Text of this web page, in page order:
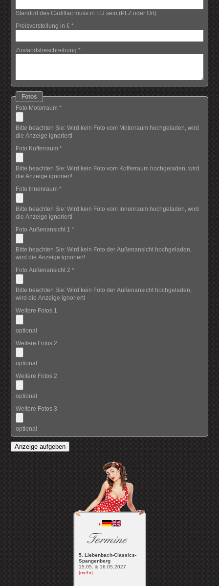
Standort des Cadillac muss in EU sein (PLZ oder Ort)
Preisvorstellung in €*
Zustandsbeschreibung*
Fotos
Foto Motorraum*
Bitte beachten Sie: Wird kein Foto vom Motorraum hochgeladen, wird
die Anzeige ignoriert!
Foto Kofferraum*
Bitte beachten Sie: Wird kein Foto vom Kofferraum hochgeladen, wird
die Anzeige ignoriert!
Foto Innenraum*
Bitte beachten Sie: Wird kein Foto vom Innenraum hochgeladen, wird
die Anzeige ignoriert!
Foto Außenansicht 1*
Bitte beachten Sie: Wird kein Foto der Außenansicht hochgeladen,
wird die Anzeige ignoriert!
Foto Außenansicht 2*
Bitte beachten Sie: Wird kein Foto der Außenansicht hochgeladen,
wird die Anzeige ignoriert!
Weitere Fotos 1
optional
Weitere Fotos 2
optional
Weitere Fotos 2
optional
Weitere Fotos 3
optional
Anzeige aufgeben
Termine
5. Liebenbach-Classics-
Spangenberg
15.05. & 16.05.2027
[mehr]